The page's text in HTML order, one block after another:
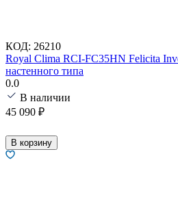
КОД: 26210
Royal Clima RCI-FC35HN Felicita
настенного типа
0.0
В наличии
45 090 ₽
В корзину